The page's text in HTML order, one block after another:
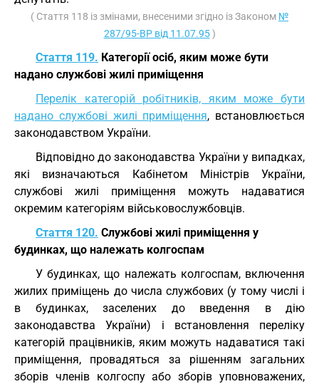
( Стаття 118 із змінами, внесеними згідно із Законом №
287/95-ВР від 11.07.95)
Стаття 119. Категорії осіб, яким може бути
надано службові жилі приміщення
Перелік категорій робітників, яким може бути
надано службові жилі приміщення, встановлюється
законодавством України.
Відповідно до законодавства України у випадках,
які визначаються Кабінетом Міністрів України,
службові жилі приміщення можуть надаватися
окремим категоріям військовослужбовців.
Стаття 120. Службові жилі приміщення у
будинках, що належать колгоспам
У будинках, що належать колгоспам, включення
жилих приміщень до числа службових (у тому числі і
в будинках, заселених до введення в дію
законодавства України) і встановлення переліку
категорій працівників, яким можуть надаватися такі
приміщення, провадяться за рішенням загальних
зборів членів колгоспу або зборів уповноважених,